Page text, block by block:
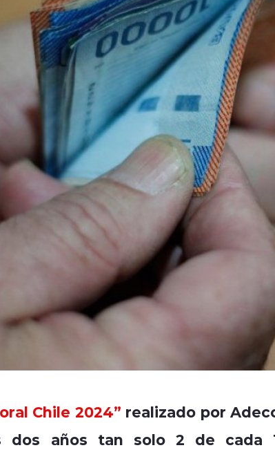
Chile 2024” realizado por
dos años tan solo 2 de cada